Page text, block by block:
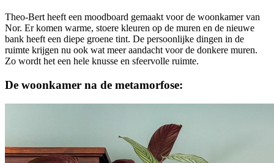
Theo-Bert heeft een moodboard gemaakt voor de woonkamer van
Nor. Er komen warme, stoere kleuren op de muren en de nieuwe
bank heeft een diepe groene tint. De persoonlijke dingen in de
ruimte krijgen nu ook wat meer aandacht voor de donkere muren.
Zo wordt het een hele knusse en sfeervolle ruimte.
De woonkamer na de metamorfose: